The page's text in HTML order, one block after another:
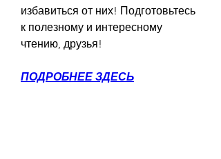
избавиться от них! Подготовьтесь
к полезному и интересному
чтению, друзья!
ПОДРОБНЕЕ ЗДЕСЬ